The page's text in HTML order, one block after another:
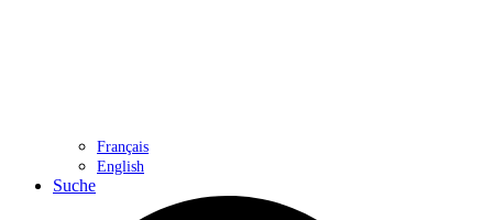
Français
English
Suche